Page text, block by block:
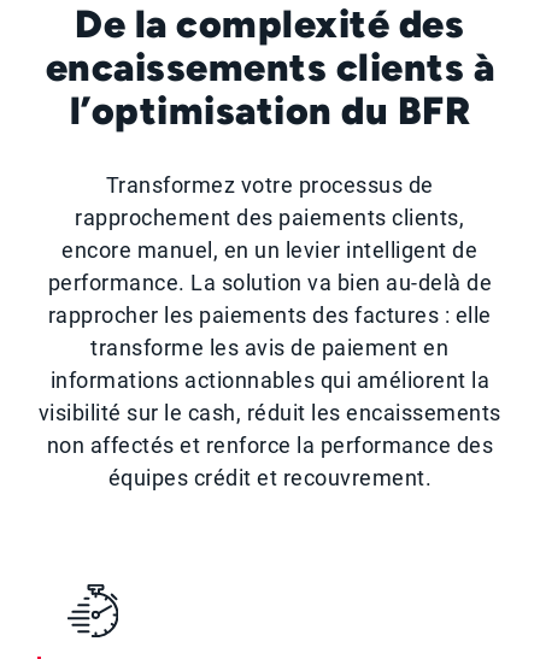
De la complexité des
encaissements clients à
l’optimisation du BFR
Transformez votre processus de
rapprochement des paiements clients,
encore manuel, en un levier intelligent de
performance. La solution va bien au-delà de
rapprocher les paiements des factures : elle
transforme les avis de paiement en
informations actionnables qui améliorent la
visibilité sur le cash, réduit les encaissements
non affectés et renforce la performance des
équipes crédit et recouvrement.